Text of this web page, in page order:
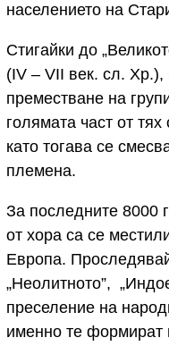
населението на
Стигайки до
(IV – VII век. сл.
преместване на
голямата част от
като тогава се
племена.
За последните 8000
от хора са се
Европа.
„Неолитното”,
преселение на
именно те формират